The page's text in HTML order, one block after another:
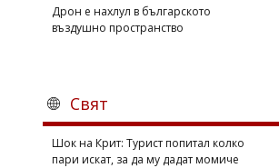
Дрон е нахлул в българското
въздушно пространство
Свят
Шок на Крит: Турист попитал колко
пари искат, за да му дадат момиче